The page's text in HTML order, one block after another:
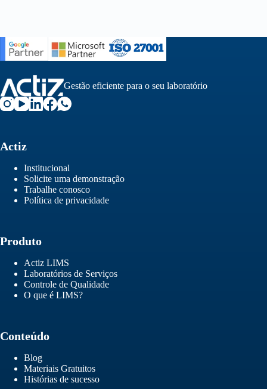
Gestão eficiente para o seu laboratório
Actiz
Institucional
Solicite uma demonstração
Trabalhe conosco
Política de privacidade
Produto
Actiz LIMS
Laboratórios de Serviços
Controle de Qualidade
O que é LIMS?
Conteúdo
Blog
Materiais Gratuitos
Histórias de sucesso